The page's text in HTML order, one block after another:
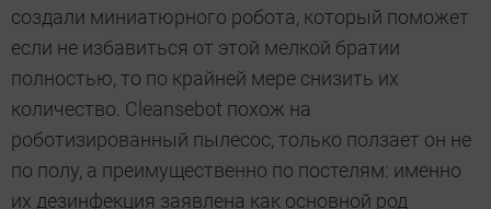
создали миниатюрного робота, который поможет
если не избавиться от этой мелкой братии
полностью, то по крайней мере снизить их
количество. Cleansebot похож на
роботизированный пылесос, только ползает он не
по полу, а преимущественно по постелям: именно
их дезинфекция заявлена как основной род